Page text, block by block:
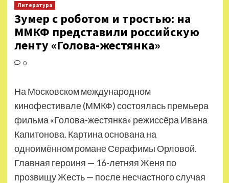
Литература
Зумер с роботом и тростью: на
ММКФ представили российскую
ленту «Голова-жестянка»
0
На Московском международном
кинофестивале (ММКФ) состоялась премьера
фильма «Голова-жестянка» режиссёра Ивана
Капитонова. Картина основана на
одноимённом романе Серафимы Орловой.
Главная героиня — 16-летняя Женя по
прозвищу Жесть — после несчастного случая